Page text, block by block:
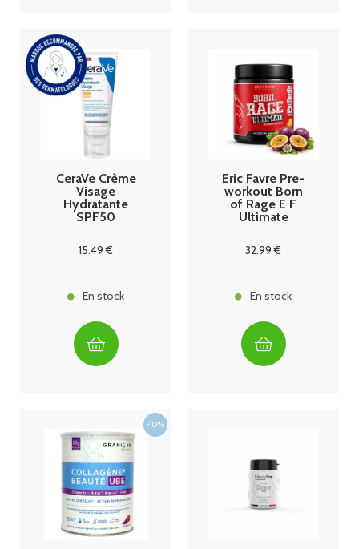
CeraVe Crème
Visage
Hydratante
SPF50
15.49 €
En stock
Eric Favre Pre-
workout Born
of Rage E F
Ultimate
32.99 €
En stock